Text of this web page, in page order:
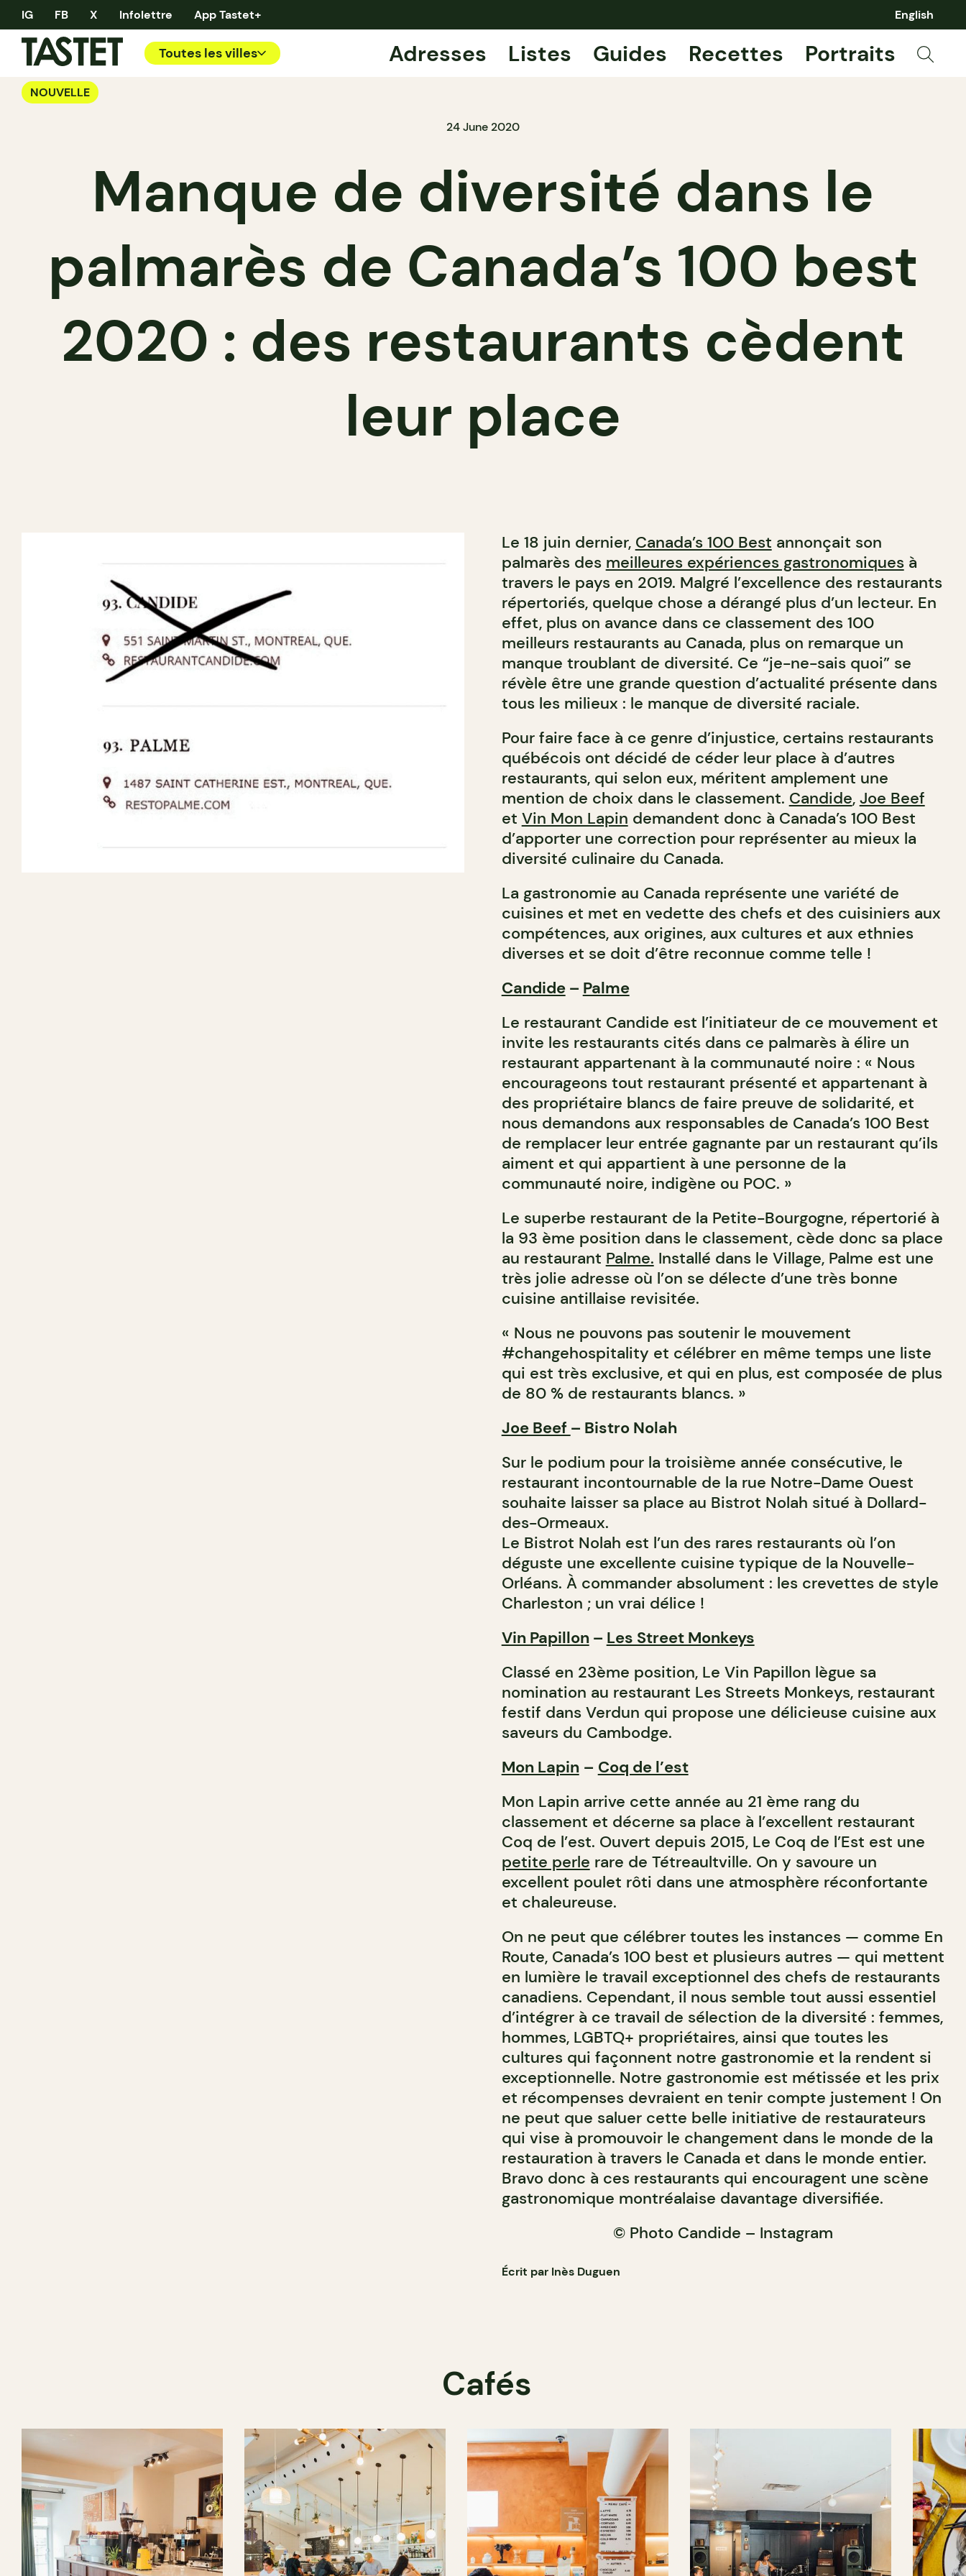
IG FB X Infolettre App Tastet+ English
Toutes les villes Adresses Listes Guides Recettes Portraits
NOUVELLE
24 June 2020
Manque de diversité dans le
palmarès de Canada’s 100 best
2020 : des restaurants cèdent
leur place
Le 18 juin dernier, Canada’s 100 Best annonçait son
palmarès des meilleures expériences gastronomiquesà
travers le pays en 2019. Malgré l’excellence des restaurants
répertoriés, quelque chose a dérangé plus d’un lecteur. En
effet, plus on avance dans ce classement des 100
meilleurs restaurants au Canada, plus on remarque un
manque troublant de diversité. Ce “je-ne-sais quoi” se
révèle être une grande question d’actualité présente dans
tous les milieux : le manque de diversité raciale.
Pour faire face à ce genre d’injustice, certains restaurants
québécois ont décidé de céder leur place à d’autres
restaurants, qui selon eux, méritent amplement une
mention de choix dans le classement. Candide, Joe Beef
et Vin Mon Lapin demandent donc à Canada’s 100 Best
d’apporter une correction pour représenter au mieux la
diversité culinaire du Canada.
La gastronomie au Canada représente une variété de
cuisines et met en vedette des chefs et des cuisiniers aux
compétences, aux origines, aux cultures et aux ethnies
diverses et se doit d’être reconnue comme telle !
Candide– Palme
Le restaurant Candide est l’initiateur de ce mouvement et
invite les restaurants cités dans ce palmarès à élire un
restaurant appartenant à la communauté noire : « Nous
encourageons tout restaurant présenté et appartenant à
des propriétaire blancs de faire preuve de solidarité, et
nous demandons aux responsables de Canada’s 100 Best
de remplacer leur entrée gagnante par un restaurant qu’ils
aiment et qui appartient à une personne de la
communauté noire, indigène ou POC. »
Le superbe restaurant de la Petite-Bourgogne, répertorié à
la 93 ème position dans le classement, cède donc sa place
au restaurant Palme. Installé dans le Village, Palme est une
très jolie adresse où l’on se délecte d’une très bonne
cuisine antillaise revisitée.
« Nous ne pouvons pas soutenir le mouvement
#changehospitality et célébrer en même temps une liste
qui est très exclusive, et qui en plus, est composée de plus
de 80 % de restaurants blancs. »
Joe Beef – Bistro Nolah
Sur le podium pour la troisième année consécutive, le
restaurant incontournable de la rue Notre-Dame Ouest
souhaite laisser sa place au Bistrot Nolah situé à Dollard-
des-Ormeaux.
Le Bistrot Nolah est l’un des rares restaurants où l’on
déguste une excellente cuisine typique de la Nouvelle-
Orléans. À commander absolument : les crevettes de style
Charleston ; un vrai délice !
Vin Papillon– Les Street Monkeys
Classé en 23ème position, Le Vin Papillon lègue sa
nomination au restaurant Les Streets Monkeys, restaurant
festif dans Verdun qui propose une délicieuse cuisine aux
saveurs du Cambodge.
Mon Lapin – Coq de l’est
Mon Lapin arrive cette année au 21 ème rang du
classement et décerne sa place à l’excellent restaurant
Coq de l’est. Ouvert depuis 2015, Le Coq de l’Est est une
petite perle rare de Tétreaultville. On y savoure un
excellent poulet rôti dans une atmosphère réconfortante
et chaleureuse.
On ne peut que célébrer toutes les instances — comme En
Route, Canada’s 100 best et plusieurs autres — qui mettent
en lumière le travail exceptionnel des chefs de restaurants
canadiens. Cependant, il nous semble tout aussi essentiel
d’intégrer à ce travail de sélection de la diversité : femmes,
hommes, LGBTQ+ propriétaires, ainsi que toutes les
cultures qui façonnent notre gastronomie et la rendent si
exceptionnelle. Notre gastronomie est métissée et les prix
et récompenses devraient en tenir compte justement ! On
ne peut que saluer cette belle initiative de restaurateurs
qui vise à promouvoir le changement dans le monde de la
restauration à travers le Canada et dans le monde entier.
Bravo donc à ces restaurants qui encouragent une scène
gastronomique montréalaise davantage diversifiée.
© Photo Candide – Instagram
Écrit par Inès Duguen
Cafés